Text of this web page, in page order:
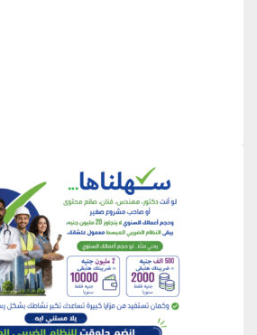
منطقة إعلانية